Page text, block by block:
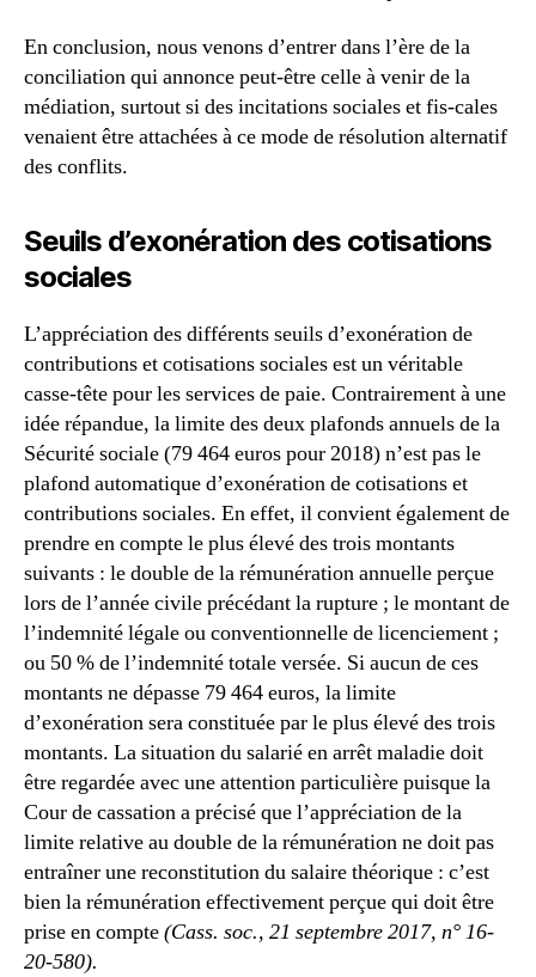
En conclusion, nous venons d’entrer dans l’ère de la
conciliation qui annonce peut-être celle à venir de la
médiation, surtout si des incitations sociales et fis-cales
venaient être attachées à ce mode de résolution alternatif
des conflits.
Seuils d’exonération des cotisations
sociales
L’appréciation des différents seuils d’exonération de
contributions et cotisations sociales est un véritable
casse-tête pour les services de paie. Contrairement à une
idée répandue, la limite des deux plafonds annuels de la
Sécurité sociale (79 464 euros pour 2018) n’est pas le
plafond automatique d’exonération de cotisations et
contributions sociales. En effet, il convient également de
prendre en compte le plus élevé des trois montants
suivants : le double de la rémunération annuelle perçue
lors de l’année civile précédant la rupture ; le montant de
l’indemnité légale ou conventionnelle de licenciement ;
ou 50 % de l’indemnité totale versée. Si aucun de ces
montants ne dépasse 79 464 euros, la limite
d’exonération sera constituée par le plus élevé des trois
montants. La situation du salarié en arrêt maladie doit
être regardée avec une attention particulière puisque la
Cour de cassation a précisé que l’appréciation de la
limite relative au double de la rémunération ne doit pas
entraîner une reconstitution du salaire théorique : c’est
bien la rémunération effectivement perçue qui doit être
prise en compte(Cass. soc., 21 septembre 2017, n° 16-
20-580).